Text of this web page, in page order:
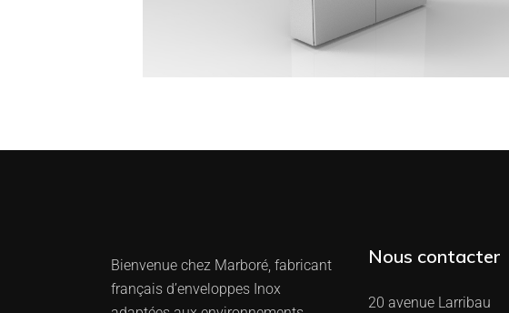
Bienvenue chez Marboré, fabricant
français d’enveloppes Inox
Nous contacter
20 avenue Larribau